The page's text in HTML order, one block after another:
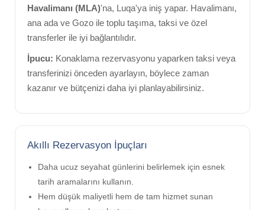
Havalimanı (MLA)'na, Luqa'ya iniş yapar. Havalimanı,
ana ada ve Gozo ile toplu taşıma, taksi ve özel
transferler ile iyi bağlantılıdır.
İpucu: Konaklama rezervasyonu yaparken taksi veya
transferinizi önceden ayarlayın, böylece zaman
kazanır ve bütçenizi daha iyi planlayabilirsiniz.
Akıllı Rezervasyon İpuçları
Daha ucuz seyahat günlerini belirlemek için esnek
tarih aramalarını kullanın.
Hem düşük maliyetli hem de tam hizmet sunan